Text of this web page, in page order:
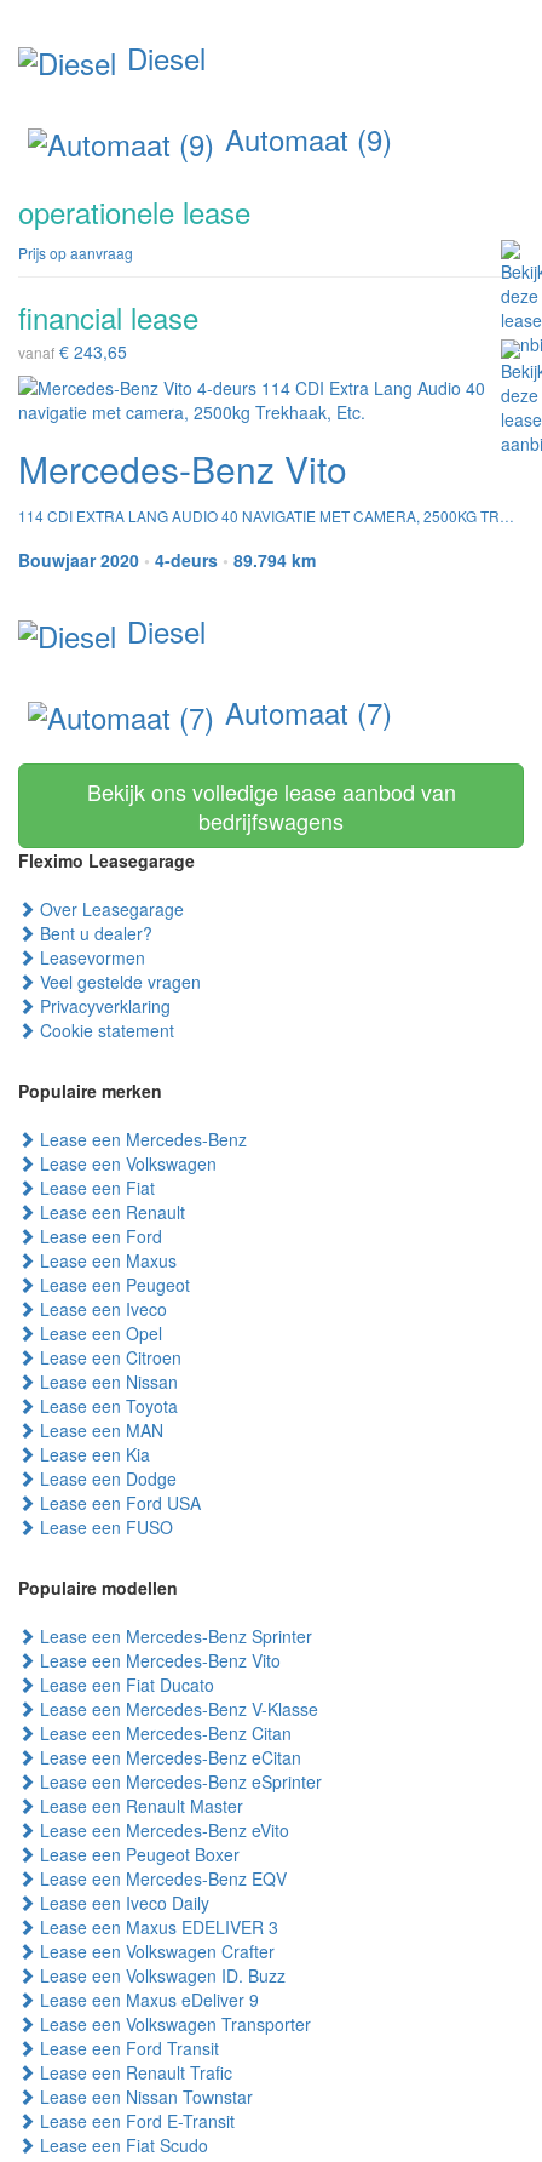
Diesel
Automaat (9)
operationele lease
Prijs op aanvraag
financial lease
vanaf € 243,65
Mercedes-Benz Vito
114 CDI EXTRA LANG AUDIO 40 NAVIGATIE MET CAMERA, 2500KG TREKHAAK, ETC.
Bouwjaar 2020 • 4-deurs • 89.794 km
Diesel
Automaat (7)
Bekijk ons volledige lease aanbod van
bedrijfswagens
Fleximo Leasegarage
Over Leasegarage
Bent u dealer?
Leasevormen
Veel gestelde vragen
Privacyverklaring
Cookie statement
Populaire merken
Lease een Mercedes-Benz
Lease een Volkswagen
Lease een Fiat
Lease een Renault
Lease een Ford
Lease een Maxus
Lease een Peugeot
Lease een Iveco
Lease een Opel
Lease een Citroen
Lease een Nissan
Lease een Toyota
Lease een MAN
Lease een Kia
Lease een Dodge
Lease een Ford USA
Lease een FUSO
Populaire modellen
Lease een Mercedes-Benz Sprinter
Lease een Mercedes-Benz Vito
Lease een Fiat Ducato
Lease een Mercedes-Benz V-Klasse
Lease een Mercedes-Benz Citan
Lease een Mercedes-Benz eCitan
Lease een Mercedes-Benz eSprinter
Lease een Renault Master
Lease een Mercedes-Benz eVito
Lease een Peugeot Boxer
Lease een Mercedes-Benz EQV
Lease een Iveco Daily
Lease een Maxus EDELIVER 3
Lease een Volkswagen Crafter
Lease een Volkswagen ID. Buzz
Lease een Maxus eDeliver 9
Lease een Volkswagen Transporter
Lease een Ford Transit
Lease een Renault Trafic
Lease een Nissan Townstar
Lease een Ford E-Transit
Lease een Fiat Scudo